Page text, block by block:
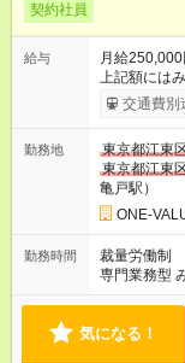
契約社員
給与
月給
上記額には
ます。 みな
／月 【試用期間】試用期間あり 試用期間の長さ：3ヶ月 雇用形
交通費別
勤務地
東京都江東
東京都江東
亀戸駅）
ONE-
勤務時間
裁量労働制
専門業務型
気になる！